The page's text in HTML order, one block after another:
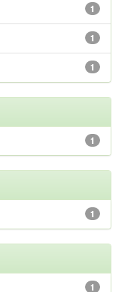
1
1
1
1
1
1